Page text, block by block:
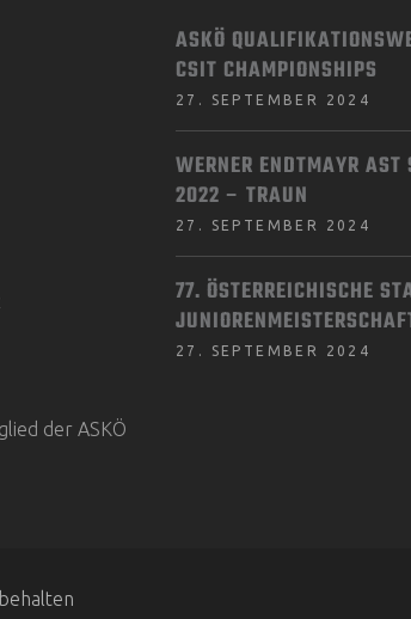
ASKÖ
CSIT CHAMPIONSHIPS
27. SEPTEMBER 2024
WERNER ENDTMAYR AST
2022 – TRAUN
27. SEPTEMBER 2024
77. ÖSTERREICHISCHE
27. SEPTEMBER 2024
der ASKÖ